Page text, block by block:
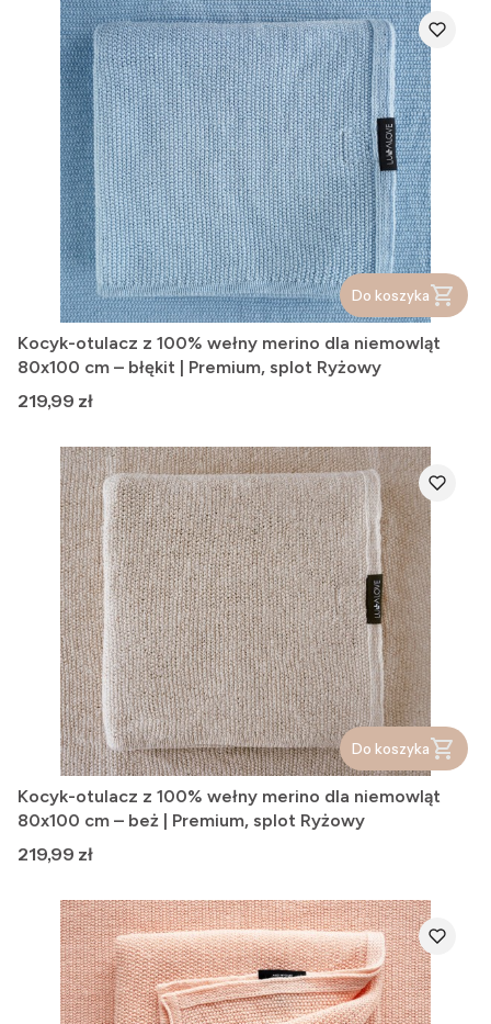
Do koszyka
Kocyk-otulacz z 100% wełny merino dla niemowląt
80x100 cm – błękit | Premium, splot Ryżowy
Cena
219,99 zł
Do koszyka
Kocyk-otulacz z 100% wełny merino dla niemowląt
80x100 cm – beż | Premium, splot Ryżowy
Cena
219,99 zł